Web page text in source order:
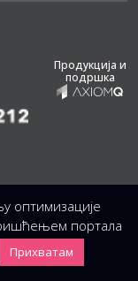
техника)
Продукција и
подршка
212
оптимизације
портала
Прихватам